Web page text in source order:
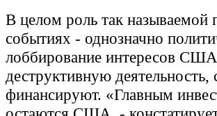
В целом роль так называемой
событиях - однозначно
лоббирование интересов
деструктивную деятельность,
финансируют. «Главным